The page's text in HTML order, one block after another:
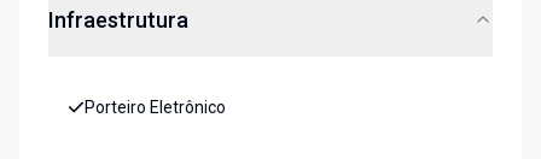
Infraestrutura
Porteiro Eletrônico